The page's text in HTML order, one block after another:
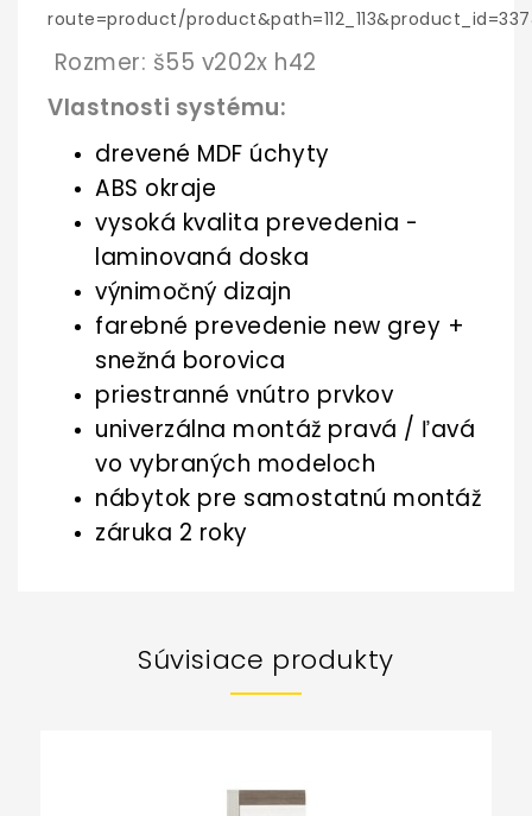
route=product/
Rozmer: š55 v202x h42
Vlastnosti systému:
drevené MDF úchyty
ABS okraje
vysoká kvalita prevedenia -
laminovaná doska
výnimočný dizajn
farebné prevedenie new grey +
snežná borovica
priestranné vnútro prvkov
univerzálna montáž pravá / ľavá
vo vybraných modeloch
nábytok pre samostatnú montáž
záruka 2 roky
Súvisiace produkty